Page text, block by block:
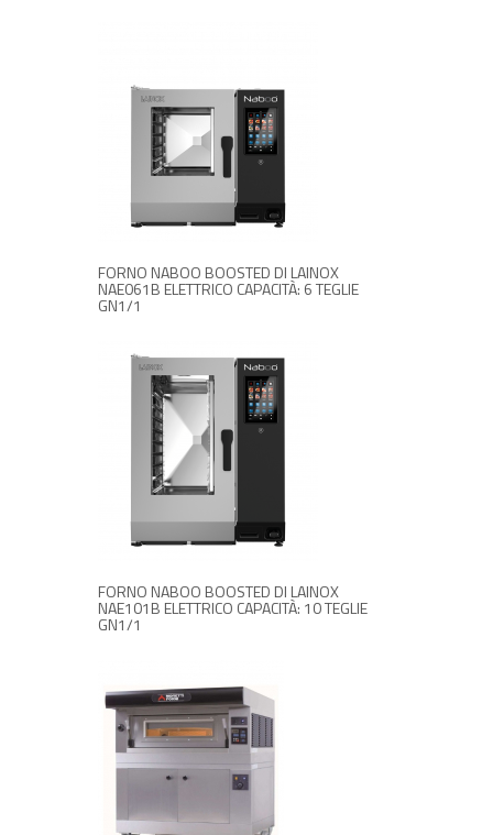
FORNO NABOO BOOSTED DI LAINOX
NAE061B ELETTRICO CAPACITÀ: 6 TEGLIE
GN1/1
RICHIEDI INFORMAZIONI
FORNO NABOO BOOSTED DI LAINOX
NAE101B ELETTRICO CAPACITÀ: 10 TEGLIE
GN1/1
RICHIEDI INFORMAZIONI
RICHIEDI INFORMAZIONI